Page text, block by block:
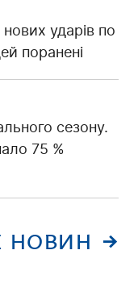
ударів по
поранені
сезону.
75 %
НОВИН